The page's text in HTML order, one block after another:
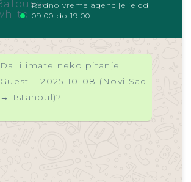
Radno vreme agencije je od
09:00 do 19:00
Da li imate neko pitanje
Guest – 2025-10-08 (Novi Sad
→ Istanbul)?